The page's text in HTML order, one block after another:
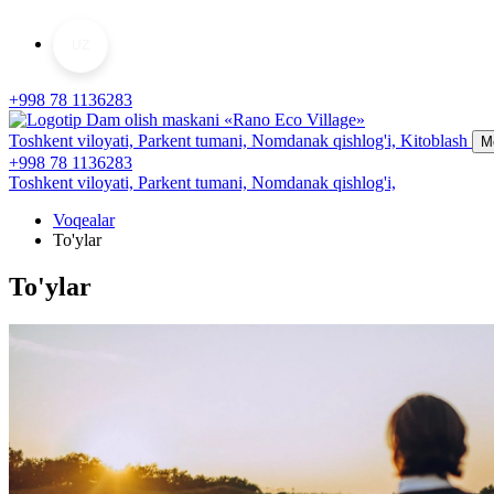
+998 78 1136283
Toshkent viloyati, Parkent tumani, Nomdanak qishlog'i, Kitoblash
+998 78 1136283
Toshkent viloyati, Parkent tumani, Nomdanak qishlog'i,
Voqealar
To'ylar
To'ylar